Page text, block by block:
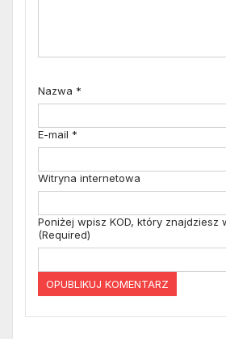
Nazwa *
E-mail *
Witryna internetowa
Poniżej wpisz KOD, który znajdziesz
(Required)